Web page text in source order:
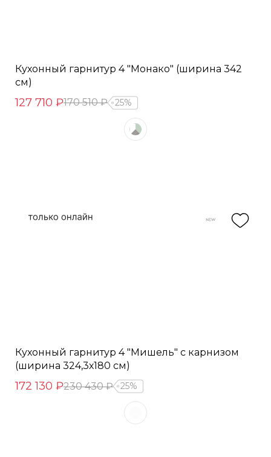
Кухонный гарнитур 4 "Монако" (ширина 342
см)
127 710 ₽170 510 ₽ 25%
Кухонный гарнитур 4 "Мишель" с карнизом
(ширина 324,3х180 см)
172 130 ₽230 430 ₽ 25%